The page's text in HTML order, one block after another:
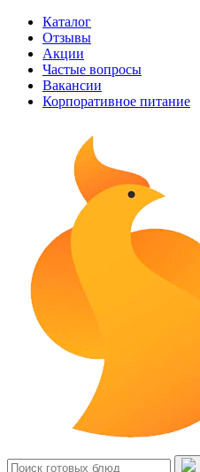
Каталог
Отзывы
Акции
Частые вопросы
Вакансии
Корпоративное питание